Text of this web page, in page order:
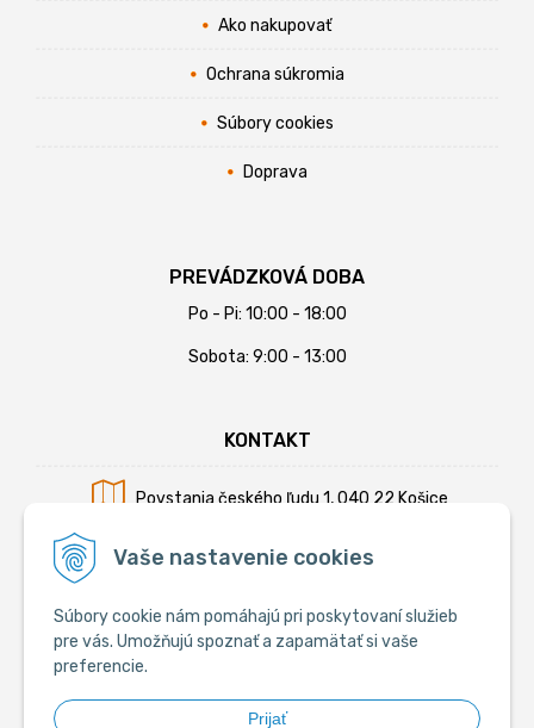
Vaše nastavenie cookies
Súbory cookie nám pomáhajú pri poskytovaní služieb
pre vás. Umožňujú spoznať a zapamätať si vaše
preferencie.
Prijať
Ako nakupovať
Ochrana súkromia
Súbory cookies
Doprava
PREVÁDZKOVÁ DOBA
Po - Pi: 10:00 - 18:00
Sobota: 9:00 - 13:00
KONTAKT
Povstania českého ľudu 1, 040 22 Košice
Mobil:+421 902 794 355
E-mail:info@krmiva.sk